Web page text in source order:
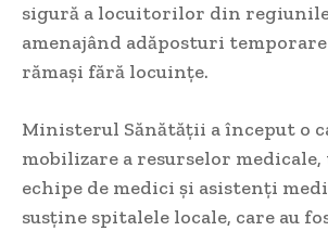
sigură a locuitorilor din
amenajând adăposturi
rămași fără locuințe.
Ministerul Sănătății a început o
mobilizare a resurselor
echipe de medici și asistenți
susține spitalele locale, care au